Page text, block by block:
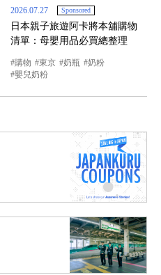
2026.07.27 Sponsored
日本親子旅遊阿卡將本舖購物
清單：母嬰用品必買總整理
購物 東京 奶瓶
奶粉
嬰兒奶粉